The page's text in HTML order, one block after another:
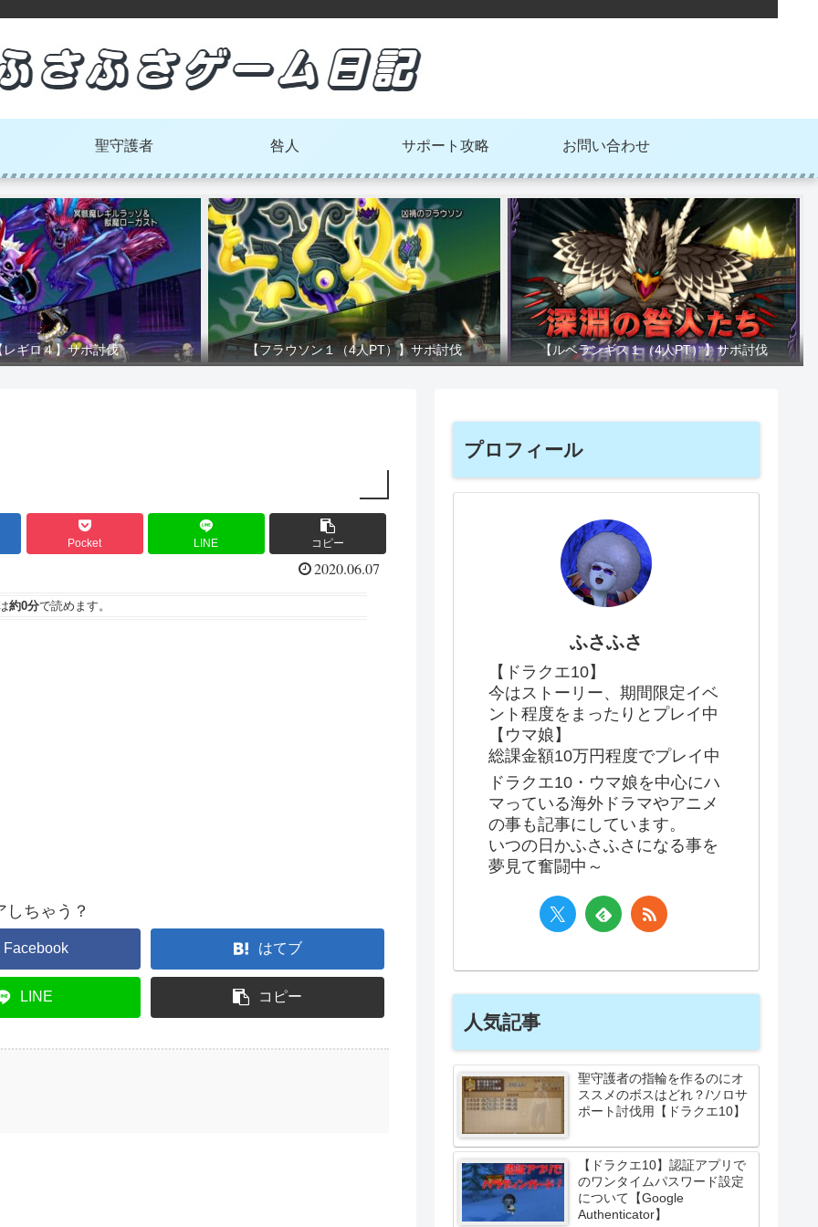
聖守護者 咎人 サポート攻略 お問い合わせ
レギロ４】サポ討伐 【フラウソン１（4人PT）】サポ討伐 【ルベランギス１（4人PT）】サポ討伐
Pocket LINE コピー
2020.06.07
約0分で読めます。
しちゃう？
Facebook はてブ
LINE コピー
プロフィール
ふさふさ
【ドラクエ10】
今はストーリー、期間限定イベ
ント程度をまったりとプレイ中
【ウマ娘】
総課金額10万円程度でプレイ中
ドラクエ10・ウマ娘を中心にハ
マっている海外ドラマやアニメ
の事も記事にしています。
いつの日かふさふさになる事を
夢見て奮闘中～
人気記事
聖守護者の指輪を作るのにオ
ススメのボスはどれ？/ソロサ
ポート討伐用【ドラクエ10】
【ドラクエ10】認証アプリで
のワンタイムパスワード設定
について【Google
Authenticator】